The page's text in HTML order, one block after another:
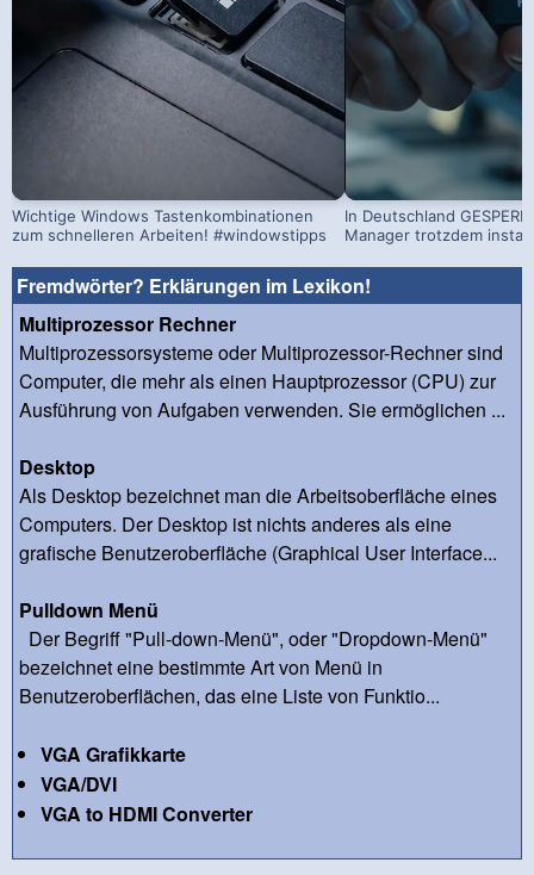
Wichtige Windows Tastenkombinationen
zum schnelleren Arbeiten! #windowstipps
In Deutschland
Manager trotzdem
Fremdwörter? Erklärungen im Lexikon!
Multiprozessor Rechner
Multiprozessorsysteme oder Multiprozessor-Rechner sind
Computer, die mehr als einen Hauptprozessor (CPU) zur
Ausführung von Aufgaben verwenden. Sie ermöglichen ...
Desktop
Als Desktop bezeichnet man die Arbeitsoberfläche eines
Computers. Der Desktop ist nichts anderes als eine
grafische Benutzeroberfläche (Graphical User Interface...
Pulldown Menü
Der Begriff "Pull-down-Menü", oder "Dropdown-Menü"
bezeichnet eine bestimmte Art von Menü in
Benutzeroberflächen, das eine Liste von Funktio...
VGA Grafikkarte
VGA/DVI
VGA to HDMI Converter